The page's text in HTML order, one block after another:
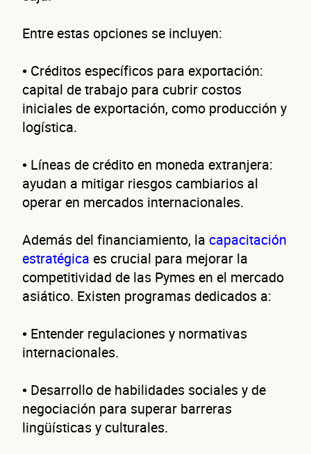
Entre estas opciones se incluyen:
• Créditos específicos para exportación:
capital de trabajo para cubrir costos
iniciales de exportación, como producción y
logística.
• Líneas de crédito en moneda extranjera:
ayudan a mitigar riesgos cambiarios al
operar en mercados internacionales.
Además del financiamiento, la capacitación
estratégica es crucial para mejorar la
competitividad de las Pymes en el mercado
asiático. Existen programas dedicados a:
• Entender regulaciones y normativas
internacionales.
• Desarrollo de habilidades sociales y de
negociación para superar barreras
lingüísticas y culturales.
Nombre(s)
Primer apellido
Teléfono
Correo electrónico